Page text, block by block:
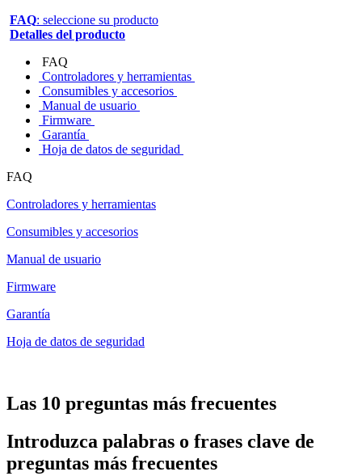
FAQ: seleccione su producto
Detalles del producto
FAQ
Controladores y herramientas
Consumibles y accesorios
Manual de usuario
Firmware
Garantía
Hoja de datos de seguridad
FAQ
Controladores y herramientas
Consumibles y accesorios
Manual de usuario
Firmware
Garantía
Hoja de datos de seguridad
Las 10 preguntas más frecuentes
Introduzca palabras o frases clave de
preguntas más frecuentes